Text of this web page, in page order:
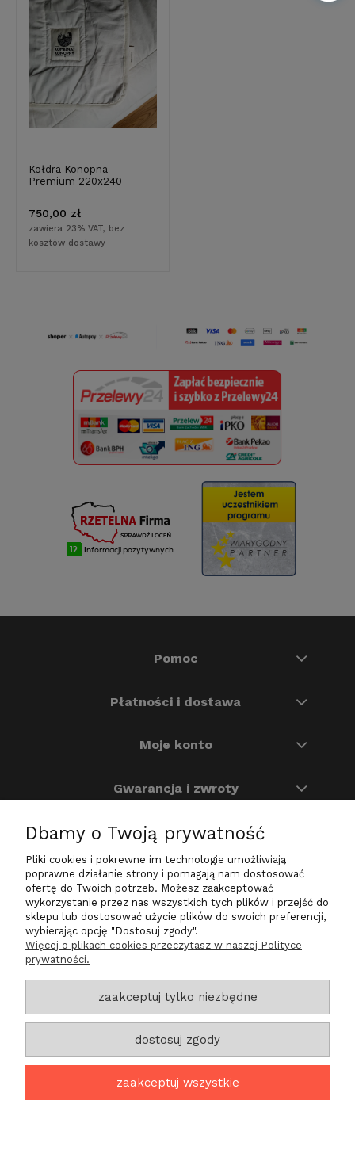
Kołdra Konopna
Premium 220x240
750,00 zł
zawiera 23% VAT, bez
kosztów dostawy
Pomoc
Płatności i dostawa
Moje konto
Gwarancja i zwroty
O nas
Na skróty
Zadzwoń do nas
sklep@life-star.pl
ul. Tylna 27a/6
Dbamy o Twoją prywatność
Pliki cookies i pokrewne im technologie umożliwiają
poprawne działanie strony i pomagają nam dostosować
ofertę do Twoich potrzeb. Możesz zaakceptować
wykorzystanie przez nas wszystkich tych plików i przejść do
sklepu lub dostosować użycie plików do swoich preferencji,
wybierając opcję "Dostosuj zgody".
Więcej o plikach cookies przeczytasz w naszej Polityce
prywatności.
zaakceptuj tylko niezbędne
dostosuj zgody
zaakceptuj wszystkie